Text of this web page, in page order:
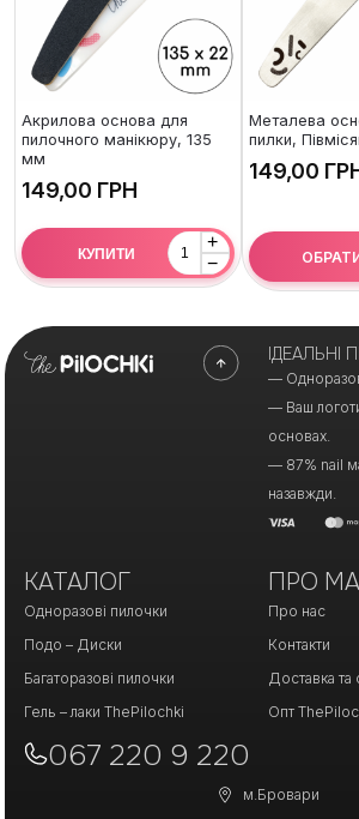
Акрилова основа для
пилочного манікюру, 135
мм
ГРН
+
−
КУПИТИ
Металева
пилки,
ІДЕАЛЬНІ
—
— Ваш
основах.
— 87% nail
назавжди.
КАТАЛОГ
Одноразові пилочки
Подо – Диски
Багаторазові пилочки
Гель – лаки ThePilochki
ПРО
Про нас
Контакти
Доставка та
Опт
067 220 9 220
м.Бровари